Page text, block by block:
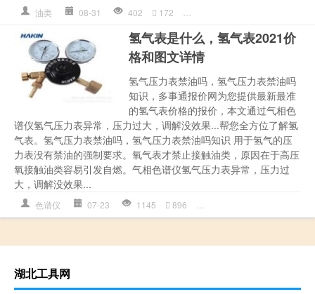
油类 08-31 402 172
氢气表是什么，氢气表2021价
格和图文详情
氢气压力表禁油吗，氢气压力表禁油吗
知识，多事通报价网为您提供最新最准
的氢气表价格的报价，本文通过气相色
谱仪氢气压力表异常，压力过大，调解没效果...帮您全方位了解氢
气表。氢气压力表禁油吗，氢气压力表禁油吗知识 用于氢气的压
力表没有禁油的强制要求。氧气表才禁止接触油类，原因在于高压
氧接触油类容易引发自燃。气相色谱仪氢气压力表异常，压力过
大，调解没效果...
色谱仪 07-23 1145 896
湖北工具网